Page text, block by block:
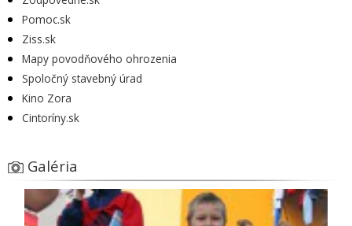
Pomoc.sk
Ziss.sk
Mapy povodňového ohrozenia
Spoločný stavebný úrad
Kino Zora
Cintoríny.sk
Galéria